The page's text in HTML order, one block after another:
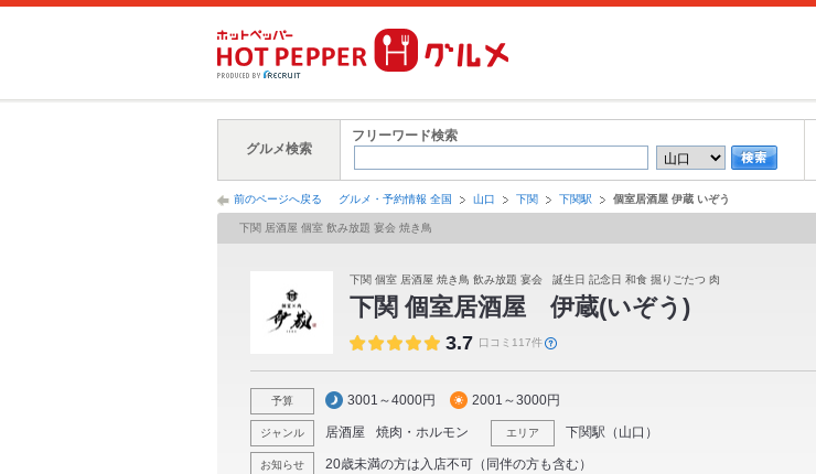
グルメ検索
フリーワード検索
前のページへ戻る グルメ・予約情報 全国 山口 下関 下関駅 個室居酒屋 伊蔵 いぞう
下関 居酒屋 個室 飲み放題 宴会 焼き鳥
下関 個室 居酒屋 焼き鳥 飲み放題 宴会 誕生日 記念日 和食 掘りごたつ 肉
下関 個室居酒屋 伊蔵(いぞう)
3.7 口コミ117件
予算 3001～4000円 2001～3000円
ジャンル 居酒屋 焼肉・ホルモン エリア 下関駅 （ 山口 ）
お知らせ 20歳未満の方は入店不可（同伴の方も含む）